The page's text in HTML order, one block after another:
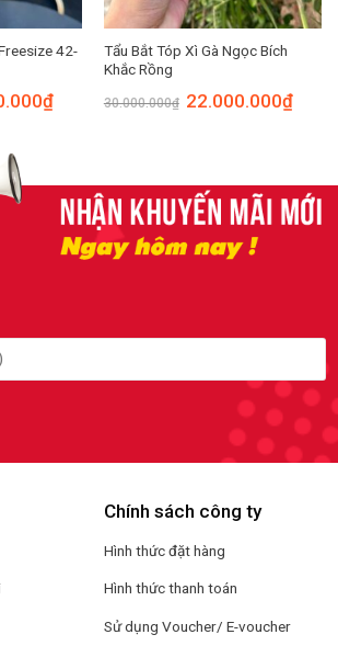
42-
₫
Tẩu Bắt Tóp Xì Gà Ngọc Bích
Khắc Rồng
30.000.000₫ 22.000.000₫
Chính sách công ty
Hình thức đặt hàng
Hình thức thanh toán
Sử dụng Voucher/ E-voucher